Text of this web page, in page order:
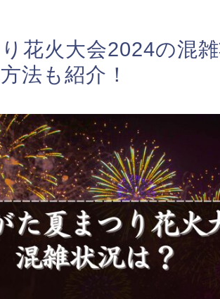
花火大会2024の混
法も紹介！